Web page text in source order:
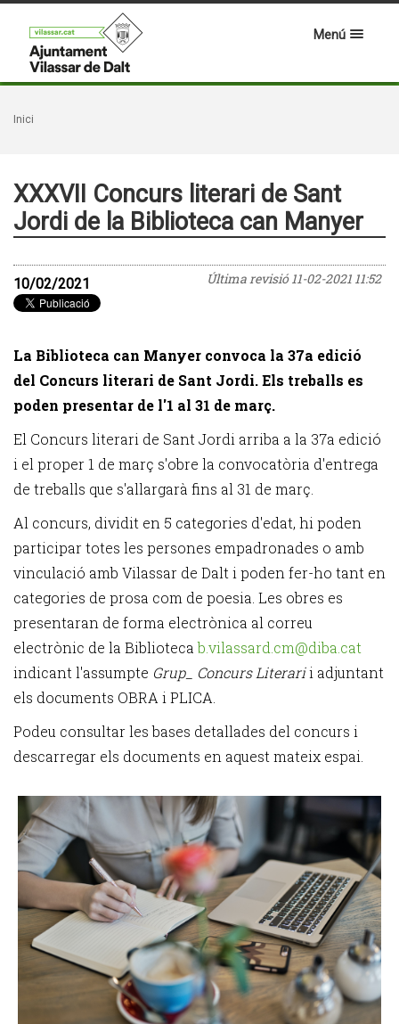
Menú
Inici
XXXVII Concurs literari de Sant
Jordi de la Biblioteca can Manyer
Última revisió11-02-2021 11:52
10/02/2021
La Biblioteca can Manyer convoca la 37a edició
del Concurs literari de Sant Jordi. Els treballs es
poden presentar de l'1 al 31 de març.
El Concurs literari de Sant Jordi arriba a la 37a edició
i el proper 1 de març s'obre la convocatòria d'entrega
de treballs que s'allargarà fins al 31 de març.
Al concurs, dividit en 5 categories d'edat, hi poden
participar totes les persones empadronades o amb
vinculació amb Vilassar de Dalt i poden fer-ho tant en
categories de prosa com de poesia. Les obres es
presentaran de forma electrònica al correu
electrònic de la Bibliotecab.vilassard.cm@diba.cat
indicant l'assumpte Grup_ Concurs Literarii adjuntant
els documents OBRA i PLICA.
Podeu consultar les bases detallades del concurs i
descarregar els documents en aquest mateix espai.